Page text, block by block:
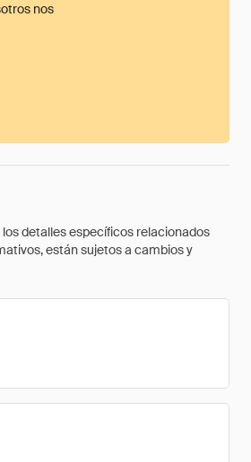
nos
detalles específicos relacionados
están sujetos a cambios y